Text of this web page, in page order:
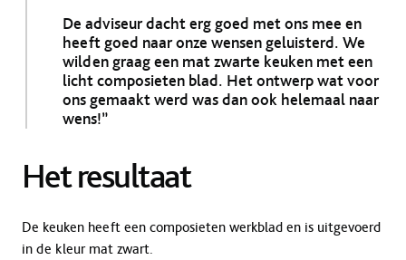
De adviseur dacht erg goed met ons mee en
heeft goed naar onze wensen geluisterd. We
wilden graag een mat zwarte keuken met een
licht composieten blad. Het ontwerp wat voor
ons gemaakt werd was dan ook helemaal naar
wens!”
Het resultaat
De keuken heeft een composieten werkblad en is uitgevoerd
in de kleur mat zwart.